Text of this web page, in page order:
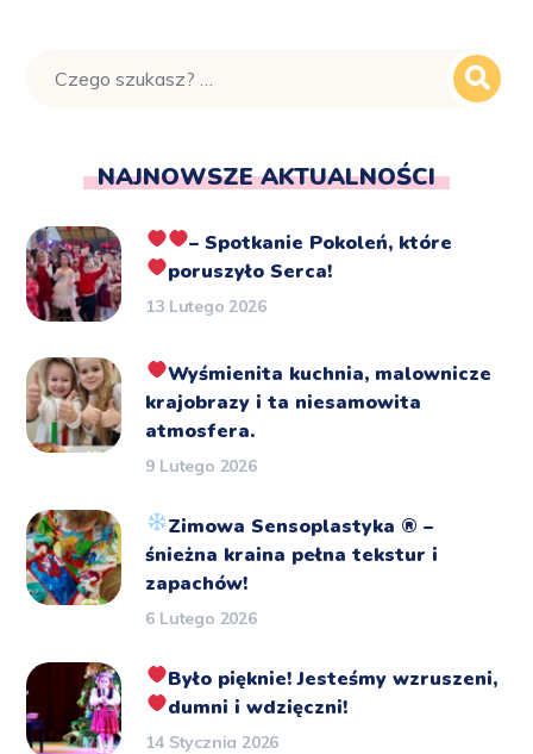
NAJNOWSZE AKTUALNOŚCI
– Spotkanie Pokoleń, które
poruszyło Serca!
13 Lutego 2026
Wyśmienita kuchnia, malownicze
krajobrazy i ta niesamowita
atmosfera.
9 Lutego 2026
Zimowa Sensoplastyka ®️ –
śnieżna kraina pełna tekstur i
zapachów!
6 Lutego 2026
Było pięknie!Jesteśmy wzruszeni,
dumni i wdzięczni!
14 Stycznia 2026